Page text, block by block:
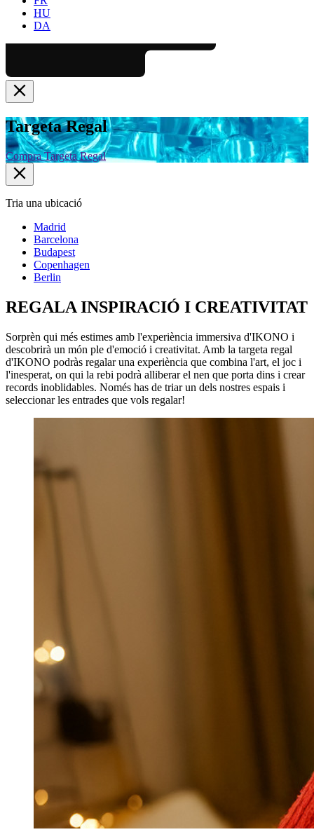
HU
DA
Targeta Regal
Compra Targeta Regal
Tria una ubicació
Madrid
Barcelona
Budapest
Copenhagen
Berlin
REGALA INSPIRACIÓ I CREATIVITAT
Sorprèn qui més estimes amb l'experiència immersiva d'IKONO i
descobrirà un món ple d'emoció i creativitat. Amb la targeta regal
d'IKONO podràs regalar una experiència que combina l'art, el joc i
l'inesperat, on qui la rebi podrà alliberar el nen que porta dins i crear
records inoblidables. Només has de triar un dels nostres espais i
seleccionar les entrades que vols regalar!